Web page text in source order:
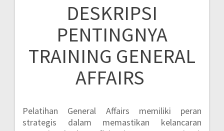
DESKRIPSI
PENTINGNYA
TRAINING GENERAL
AFFAIRS
Pelatihan General Affairs memiliki peran
strategis dalam memastikan kelancaran